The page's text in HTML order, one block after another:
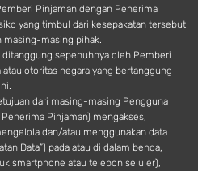
Pinjaman dengan Penerima
yang timbul dari kesepakatan tersebut
masing-masing pihak.
ditanggung sepenuhnya oleh Pemberi
otoritas negara yang bertanggung
dari masing-masing Pengguna
Pinjaman) mengakses,
dan/atau menggunakan data
Data”) pada atau di dalam benda,
smartphone atau telepon seluler),